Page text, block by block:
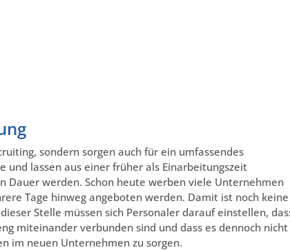
sondern sorgen auch für ein umfassendes
lassen aus einer früher als Einarbeitungszeit
Dauer werden. Schon heute werben viele Unternehmen
Tage hinweg angeboten werden. Damit ist noch keine
Stelle müssen sich Personaler darauf einstellen,
miteinander verbunden sind und dass es dennoch nicht
im neuen Unternehmen zu sorgen.